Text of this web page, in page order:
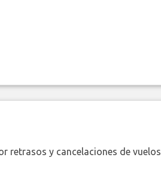
retrasos y cancelaciones de vuelos